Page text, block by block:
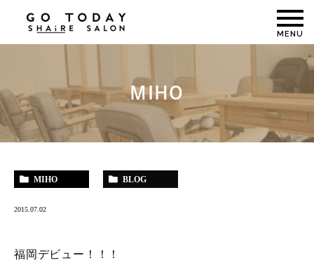
MENU
MIHO
MIHO BLOG
2015.07.02
福岡デビュー！！！